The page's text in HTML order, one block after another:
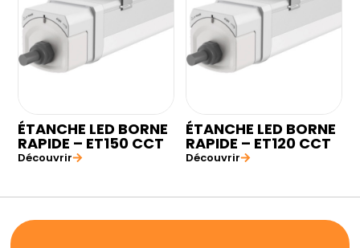
ÉTANCHE LED BORNE
RAPIDE – ET150 CCT
Découvrir
ÉTANCHE LED BORNE
RAPIDE – ET120 CCT
Découvrir